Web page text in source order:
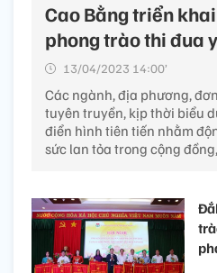
Cao Bằng triển
phong trào thi đua
13/04/2023 14:00’
Các ngành, địa phương,
tuyên truyền, kịp thời biểu
điển hình tiên tiến nhằm
sức lan tỏa trong cộng